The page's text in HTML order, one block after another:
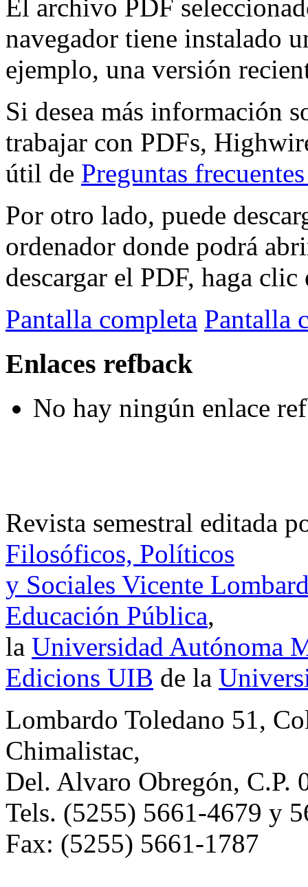
El archivo PDF
navegador tiene instalado
ejemplo, una versión
Si desea más información
trabajar con PDFs,
útil de Preguntas
Por otro lado, puede
ordenador donde podrá
descargar el PDF, haga
Pantalla completa Pantalla
Enlaces refback
No hay ningún enlace
Revista semestral editada
Filosóficos, Políticos
y Sociales Vicente
Educación Pública,
la Universidad Autónoma
Edicions UIB de la
Lombardo Toledano 51,
Chimalistac,
Del. Alvaro Obregón, C.P.
Tels. (5255) 5661-4679 y
Fax: (5255) 5661-1787